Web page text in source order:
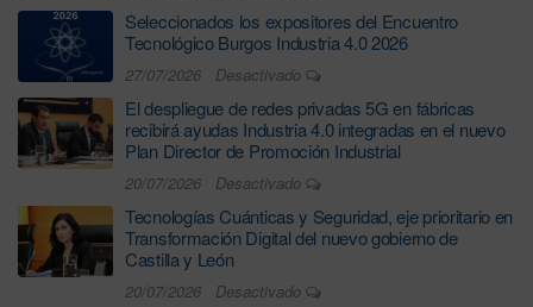
Seleccionados los expositores del Encuentro
Tecnológico Burgos Industria 4.0 2026
27/07/2026 Desactivado
El despliegue de redes privadas 5G en fábricas
recibirá ayudas Industria 4.0 integradas en el nuevo
Plan Director de Promoción Industrial
20/07/2026 Desactivado
Tecnologías Cuánticas y Seguridad, eje prioritario en
Transformación Digital del nuevo gobierno de
Castilla y León
20/07/2026 Desactivado